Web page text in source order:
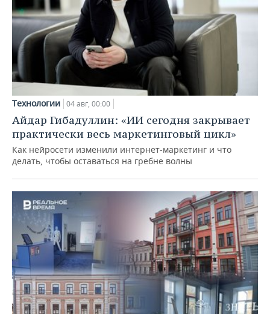
Технологии 04 авг, 00:00
Айдар Гибадуллин: «ИИ сегодня закрывает
практически весь маркетинговый цикл»
Как нейросети изменили интернет-маркетинг и что
делать, чтобы оставаться на гребне волны